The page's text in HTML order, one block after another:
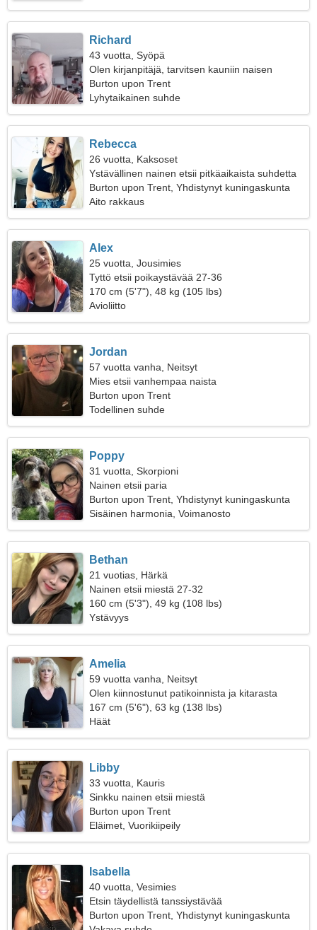
Richard
43 vuotta, Syöpä
Olen kirjanpitäjä, tarvitsen kauniin naisen
Burton upon Trent
Lyhytaikainen suhde
Rebecca
26 vuotta, Kaksoset
Ystävällinen nainen etsii pitkäaikaista suhdetta
Burton upon Trent, Yhdistynyt kuningaskunta
Aito rakkaus
Alex
25 vuotta, Jousimies
Tyttö etsii poikaystävää 27-36
170 cm (5'7"), 48 kg (105 lbs)
Avioliitto
Jordan
57 vuotta vanha, Neitsyt
Mies etsii vanhempaa naista
Burton upon Trent
Todellinen suhde
Poppy
31 vuotta, Skorpioni
Nainen etsii paria
Burton upon Trent, Yhdistynyt kuningaskunta
Sisäinen harmonia, Voimanosto
Bethan
21 vuotias, Härkä
Nainen etsii miestä 27-32
160 cm (5'3"), 49 kg (108 lbs)
Ystävyys
Amelia
59 vuotta vanha, Neitsyt
Olen kiinnostunut patikoinnista ja kitarasta
167 cm (5'6"), 63 kg (138 lbs)
Häät
Libby
33 vuotta, Kauris
Sinkku nainen etsii miestä
Burton upon Trent
Eläimet, Vuorikiipeily
Isabella
40 vuotta, Vesimies
Etsin täydellistä tanssiystävää
Burton upon Trent, Yhdistynyt kuningaskunta